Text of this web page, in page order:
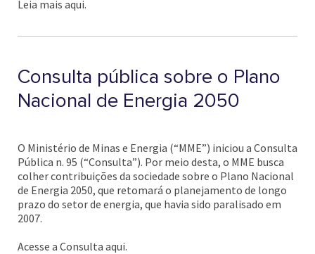
Leia mais aqui.
Consulta pública sobre o Plano
Nacional de Energia 2050
O Ministério de Minas e Energia (“MME”) iniciou a Consulta
Pública n. 95 (“Consulta”). Por meio desta, o MME busca
colher contribuições da sociedade sobre o Plano Nacional
de Energia 2050, que retomará o planejamento de longo
prazo do setor de energia, que havia sido paralisado em
2007.
Acesse a Consulta aqui.